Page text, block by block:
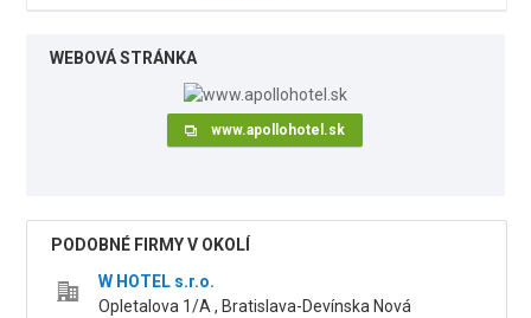
WEBOVÁ STRÁNKA
www.apollohotel.sk
PODOBNÉ FIRMY V OKOLÍ
W HOTEL s.r.o.
Opletalova 1/A , Bratislava-Devínska Nová